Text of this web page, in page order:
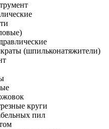
(шпильконатяжители)
круги
пил